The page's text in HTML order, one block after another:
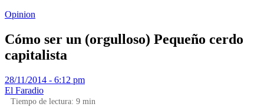
Opinion
Cómo ser un (orgulloso) Pequeño cerdo
capitalista
28/11/2014 - 6:12 pm
El Faradio
Tiempo de lectura: 9 min